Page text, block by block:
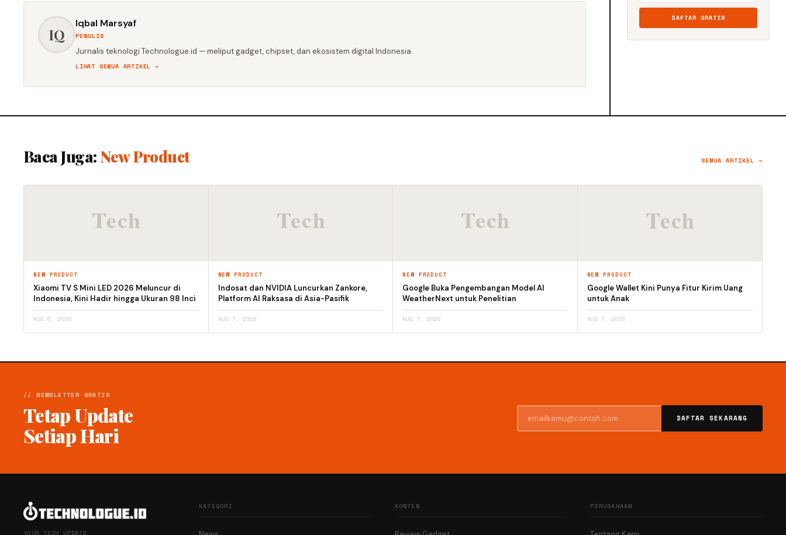
IQ
Iqbal Marsyaf
PENULIS
Jurnalis teknologi Technologue.id — meliput gadget, chipset, dan ekosistem digital Indonesia.
LIHAT SEMUA ARTIKEL →
DAFTAR GRATIS
Baca Juga: New Product SEMUA ARTIKEL →
NEW PRODUCT
Xiaomi TV S Mini LED 2026 Meluncur di
Indonesia, Kini Hadir hingga Ukuran 98 Inci
AUG 6, 2026
NEW PRODUCT
Indosat dan NVIDIA Luncurkan Zankore,
Platform AI Raksasa di Asia-Pasifik
AUG 7, 2026
NEW PRODUCT
Google Buka Pengembangan Model AI
WeatherNext untuk Penelitian
AUG 7, 2026
NEW PRODUCT
Google Wallet Kini Punya Fitur Kirim Uang
untuk Anak
AUG 7, 2026
// NEWSLETTER GRATIS
Tetap Update
Setiap Hari
DAFTAR SEKARANG
YOUR TECH UPDATE
KATEGORI KONTEN PERUSAHAAN